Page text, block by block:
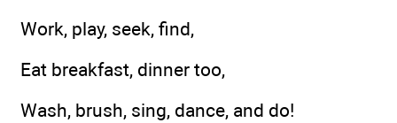
Work, play, seek, find,
Eat breakfast, dinner too,
Wash, brush, sing, dance, and do!